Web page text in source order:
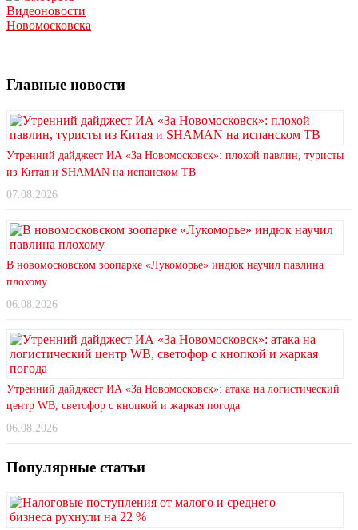
Видеоновости
Новомосковска
Главные новости
Утренний дайджест ИА «За Новомосковск»: плохой павлин, туристы
из Китая и SHAMAN на испанском ТВ
07.08.2026
В новомосковском зоопарке «Лукоморье» индюк научил павлина
плохому
06.08.2026
Утренний дайджест ИА «За Новомосковск»: атака на логистический
центр WB, светофор с кнопкой и жаркая погода
06.08.2026
Популярные статьи